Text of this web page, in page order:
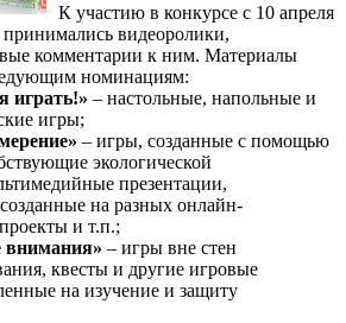
К участию в конкурсе с 10 апреля
видеоролики,
комментарии к ним. Материалы
номинациям:
играть!» – настольные, напольные и
игры;
– игры, созданные с помощью
экологической
презентации,
на разных онлайн-
и т.п.;
внимания» – игры вне стен
квесты и другие игровые
на изучение и защиту